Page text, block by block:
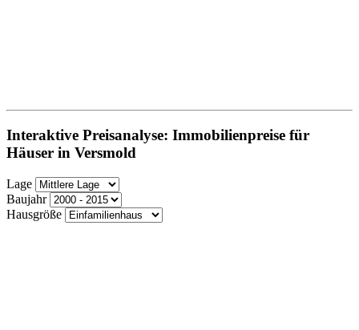
Interaktive Preisanalyse: Immobilienpreise für
Häuser in Versmold
Lage
Baujahr
Hausgröße